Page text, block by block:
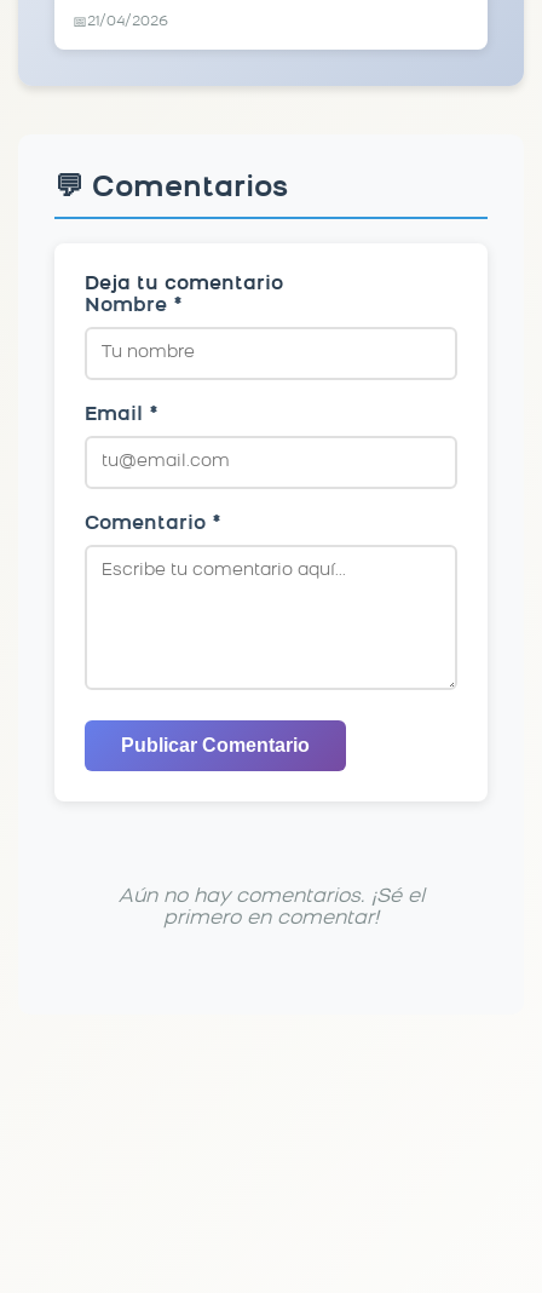
📅21/04/2026
💬 Comentarios
Deja tu comentario
Nombre *
Email *
Comentario *
Publicar Comentario
Aún no hay comentarios. ¡Sé el
primero en comentar!